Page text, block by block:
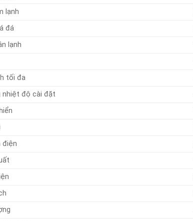
lạnh
đá
lạnh
tối đa
nhiệt độ cài đặt
điện